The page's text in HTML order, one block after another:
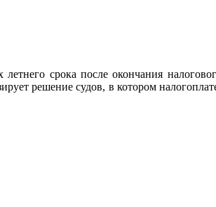
срока после окончания
решение судов, в котором